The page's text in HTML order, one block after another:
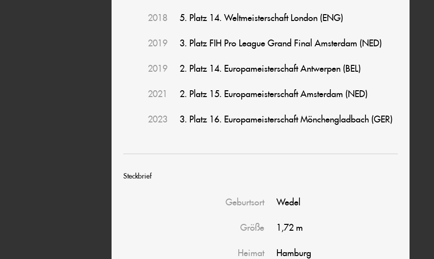
2018 5. Platz 14. Weltmeisterschaft London (ENG)
2019 3. Platz FIH Pro League Grand Final Amsterdam (NED)
2019 2. Platz 14. Europameisterschaft Antwerpen (BEL)
2021 2. Platz 15. Europameisterschaft Amsterdam (NED)
2023 3. Platz 16. Europameisterschaft Mönchengladbach (GER)
Steckbrief
Geburtsort Wedel
Größe 1,72 m
Heimat Hamburg